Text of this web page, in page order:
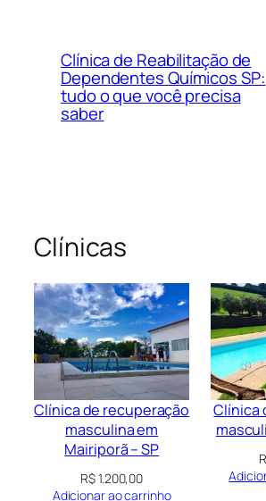
Clínica de Reabilitação de
Dependentes Químicos SP:
tudo o que você precisa
saber
Clínicas
Clínica de recuperação
masculina em
Mairiporã – SP
R$1.200,00
Adicionar ao carrinho
Clínica